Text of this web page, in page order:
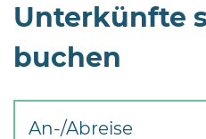
Fr
Uhr
Unterkünfte
buchen
An-/Abreise